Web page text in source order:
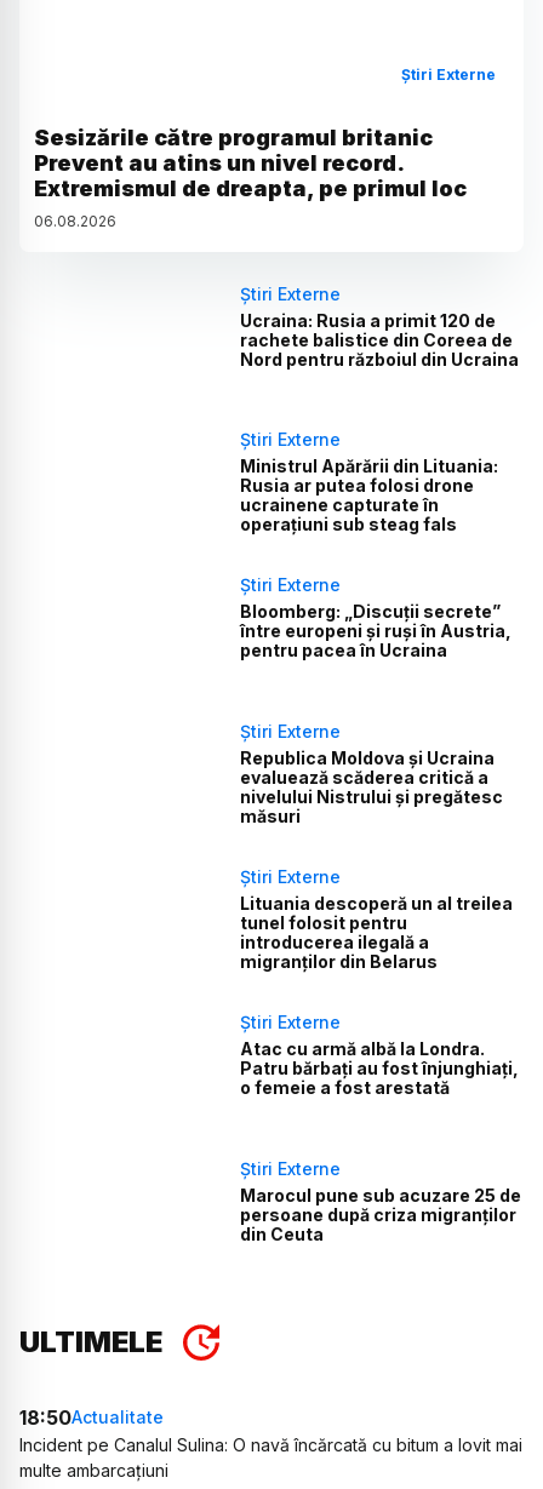
Știri Externe
Sesizările către programul britanic
Prevent au atins un nivel record.
Extremismul de dreapta, pe primul loc
06.08.2026
Știri Externe
Ucraina: Rusia a primit 120 de
rachete balistice din Coreea de
Nord pentru războiul din Ucraina
Știri Externe
Ministrul Apărării din Lituania:
Rusia ar putea folosi drone
ucrainene capturate în
operațiuni sub steag fals
Știri Externe
Bloomberg: „Discuții secrete”
între europeni și ruși în Austria,
pentru pacea în Ucraina
Știri Externe
Republica Moldova și Ucraina
evaluează scăderea critică a
nivelului Nistrului și pregătesc
măsuri
Știri Externe
Lituania descoperă un al treilea
tunel folosit pentru
introducerea ilegală a
migranților din Belarus
Știri Externe
Atac cu armă albă la Londra.
Patru bărbați au fost înjunghiați,
o femeie a fost arestată
Știri Externe
Marocul pune sub acuzare 25 de
persoane după criza migranților
din Ceuta
ULTIMELE
18:50Actualitate
Incident pe Canalul Sulina: O navă încărcată cu bitum a lovit mai
multe ambarcațiuni